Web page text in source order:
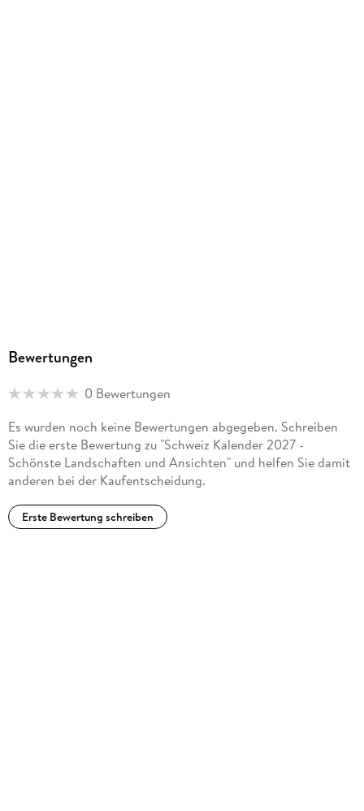
Bewertungen
0 Bewertungen
Es wurden noch keine Bewertungen abgegeben. Schreiben
Sie die erste Bewertung zu "Schweiz Kalender 2027 -
Schönste Landschaften und Ansichten" und helfen Sie damit
anderen bei der Kaufentscheidung.
Erste Bewertung schreiben